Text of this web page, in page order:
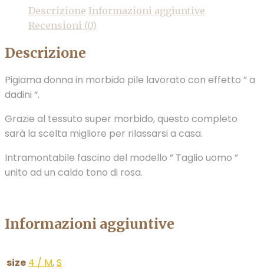
Descrizione Informazioni aggiuntive
Recensioni (0)
Descrizione
Pigiama donna in morbido pile lavorato con effetto ” a
dadini “.
Grazie al tessuto super morbido, questo completo
sarà la scelta migliore per rilassarsi a casa.
Intramontabile fascino del modello ” Taglio uomo ”
unito ad un caldo tono di rosa.
Informazioni aggiuntive
size 4 / M,S